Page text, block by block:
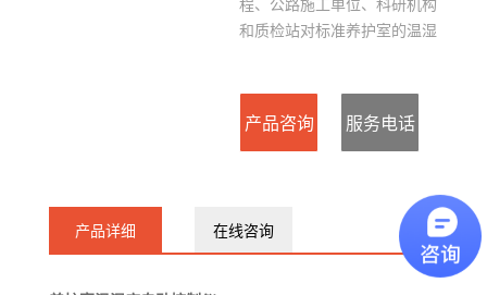
程、公路施工单位、科研机构
和质检站对标准养护室的温湿
产品咨询 服务电话
15127715300
产品详细 在线咨询